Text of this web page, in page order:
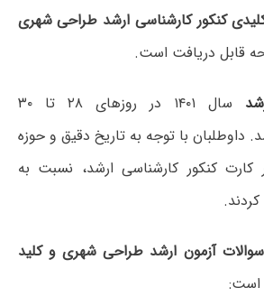
کنکور کارشناسی ارشد طراحی شهری
قابل دریافت است.
سال ۱۴۰۱ در روزهای ۲۸ تا ۳۰
داوطلبان با توجه به تاریخ دقیق و حوزه
کارت کنکور کارشناسی ارشد، نسبت به
سوالات آزمون ارشد طراحی شهری و کلید
است: